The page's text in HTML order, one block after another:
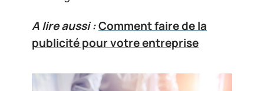
A lire aussi :Comment faire de la
publicité pour votre entreprise